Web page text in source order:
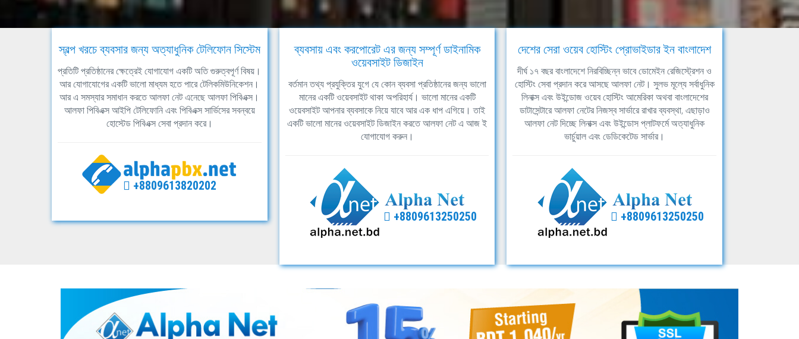
স্বল্প খরচে ব্যবসার জন্য অত্যাধুনিক টেলিফোন সিস্টেম
প্রতিটি প্রতিষ্ঠানের ক্ষেত্রেই যোগাযোগ একটি অতি গুরুত্বপূর্ণ বিষয়।
আর যোগাযোগের একটি ভালো মাধ্যম হতে পারে টেলিকমিউনিকেশন।
আর এ সমস্যার সমাধান করতে আলফা নেট এনেছে আলফা পিবিএক্স।
আলফা পিবিএক্স আইপি টেলিফোনি এবং পিবিএক্স সার্ভিসের সবন্বয়ে
হোস্টেড পিবিএক্স সেবা প্রদান করে।
+8809613820202
ব্যবসায় এবং করপোরেট এর জন্য সম্পূর্ণ ডাইনামিক
ওয়েবসাইট ডিজাইন
বর্তমান তথ্য প্রযুক্তির যুগে যে কোন ব্যবসা প্রতিষ্ঠানের জন্য ভালো
মানের একটি ওয়েবসাইট থাকা অপরিহার্য। ভালো মানের একটি
ওয়েবসাইট আপনার ব্যবসাকে নিয়ে যাবে আর এক ধাপ এগিয়ে। তাই
একটি ভালো মানের ওয়েবসাইট ডিজাইন করতে আলফা নেট এ আজ ই
যোগাযোগ করুন।
+8809613250250
দেশের সেরা ওয়েব হোস্টিং প্রোভাইডার ইন বাংলাদেশ
দীর্ঘ ১৭ বছর বাংলাদেশে নিরবিচ্ছিন্ন ভাবে ডোমেইন রেজিস্ট্রেশন ও
হোস্টিং সেবা প্রদান করে আসছে আলফা নেট। সুলভ মূল্যে সর্বাধুনিক
লিনাক্স এবং উইন্ডোজ ওয়েব হোস্টিং আমেরিকা অথবা বাংলাদেশের
ডাটাসেন্টারে আলফা নেটের নিজস্ব সার্ভারে রাখার ব্যবস্থা, এছাড়াও
আলফা নেট দিচ্ছে লিনাক্স এবং উইন্ডোস প্লাটফর্মে অত্যাধুনিক
ভার্চুয়াল এবং ডেডিকেটেড সার্ভার।
+8809613250250